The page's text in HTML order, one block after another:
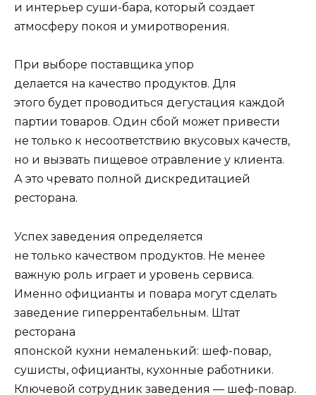
и интерьер суши-бара, который создает
атмосферу покоя и умиротворения.
При выборе поставщика упор
делается на качество продуктов. Для
этого будет проводиться дегустация каждой
партии товаров. Один сбой может привести
не только к несоответствию вкусовых качеств,
но и вызвать пищевое отравление у клиента.
А это чревато полной дискредитацией
ресторана.
Успех заведения определяется
не только качеством продуктов. Не менее
важную роль играет и уровень сервиса.
Именно официанты и повара могут сделать
заведение гиперрентабельным. Штат
ресторана
японской кухни немаленький: шеф-повар,
сушисты, официанты, кухонные работники.
Ключевой сотрудник заведения — шеф-повар.